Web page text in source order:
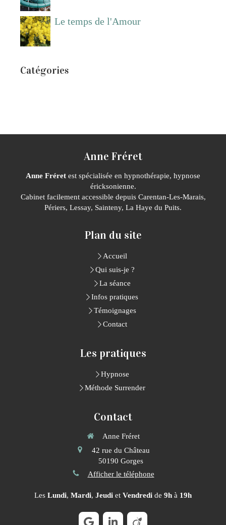
Le temps de l'Amour
Catégories
Anne Fréret
Anne Fréret est spécialisée en hypnothérapie, hypnose
éricksonienne.
Cabinet facilement accessible depuis Carentan-Les-Marais,
Périers, Lessay, Sainteny, La Haye du Puits.
Plan du site
Accueil
Qui suis-je ?
La séance
Infos pratiques
Témoignages
Contact
Les pratiques
Hypnose
Méthode Surrender
Contact
Anne Fréret
42 rue du Château
50190 Gorges
Afficher le téléphone
Les Lundi, Mardi, Jeudi et Vendredi de 9h à 19h